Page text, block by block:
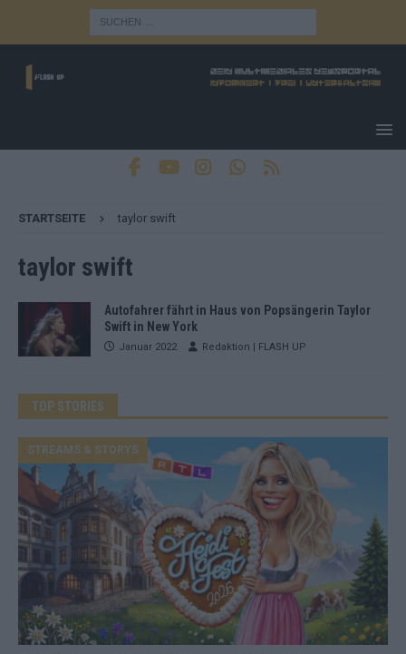
STARTSEITE taylor swift
taylor swift
Autofahrer fährt in Haus von Popsängerin Taylor
Swift in New York
Januar 2022 Redaktion | FLASH UP
TOP STORIES
STREAMS & STORYS